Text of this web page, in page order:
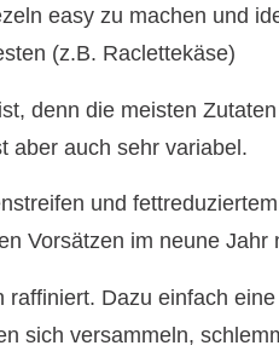
easy zu machen und
(z.B. Raclettekäse)
denn die meisten
aber auch sehr variabel.
und
Vorsätzen im neune Jahr
Dazu einfach
sich versammeln,